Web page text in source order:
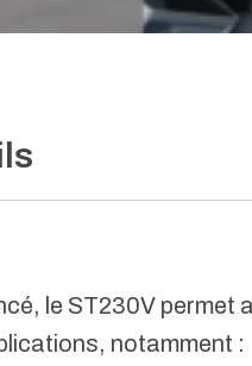
le ST230V
notamment :